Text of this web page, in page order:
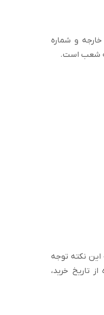
خارجه و شماره
به شعب است.
نکته توجه
تاریخ خرید،